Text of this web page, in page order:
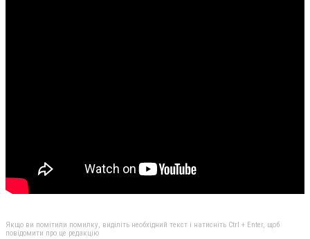
Якщо ви помітили помилку, виділіть необхідний текст і натисніть Ctrl + Enter, щоб
повідомити про це редакцію